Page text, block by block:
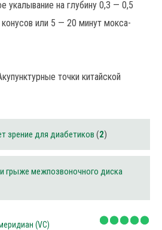
укалывание на глубину 0,3 — 0,5
или 5 — 20 минут мокса-
точки китайской
зрение для диабетиков (2)
грыже межпозвоночного диска
(VC)